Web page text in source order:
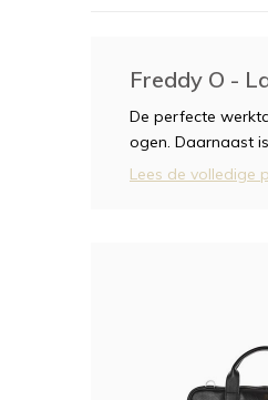
Freddy O -
De perfecte
ogen. Daarnaast
Lees de volledige